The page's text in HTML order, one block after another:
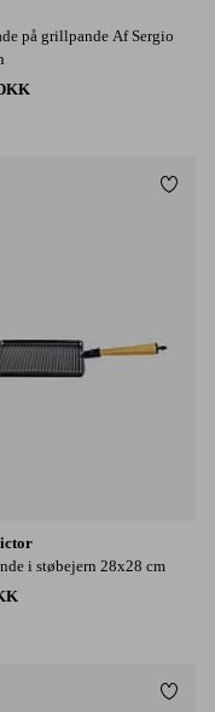
på grillpande Af Sergio
i støbejern 28x28 cm